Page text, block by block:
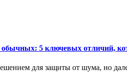
5 ключевых отличий,
для защиты от шума, но